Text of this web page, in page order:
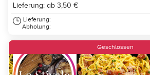
Lieferung: ab 3,50 €
Lieferung:
Abholung:
Geschlossen